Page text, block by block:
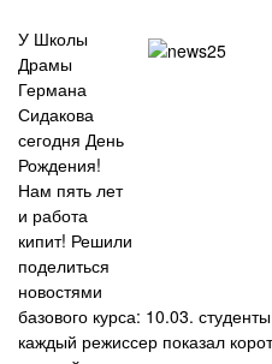
У Школы
Драмы
Германа
Сидакова
сегодня День
Рождения!
Нам пять лет
и работа
кипит! Решили
поделиться
новостями
базового курса: 10.03.
каждый режиссер показал